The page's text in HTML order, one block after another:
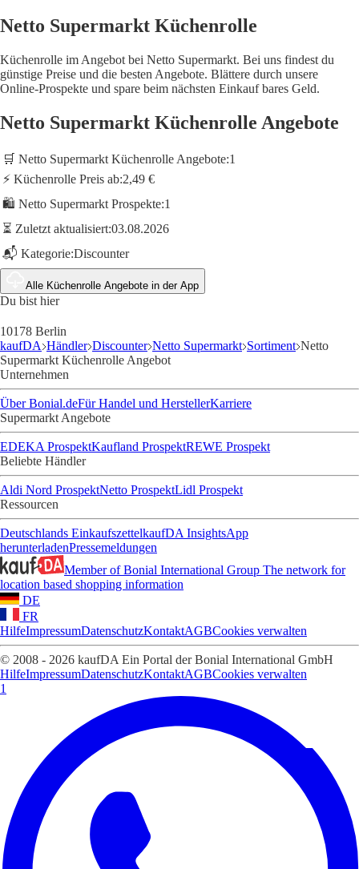
Netto Supermarkt Küchenrolle
Küchenrolle im Angebot bei Netto Supermarkt. Bei uns findest du
günstige Preise und die besten Angebote. Blättere durch unsere
Online-Prospekte und spare beim nächsten Einkauf bares Geld.
Netto Supermarkt Küchenrolle Angebote
🛒 Netto Supermarkt Küchenrolle Angebote:1
⚡ Küchenrolle Preis ab:2,49 €
🛍️ Netto Supermarkt Prospekte:1
⏳ Zuletzt aktualisiert:03.08.2026
📬 Kategorie:Discounter
Alle Küchenrolle Angebote in der App
Du bist hier
10178 Berlin
kaufDA Händler Discounter Netto Supermarkt Sortiment Netto
Supermarkt Küchenrolle Angebot
Unternehmen
Über Bonial.deFür Handel und HerstellerKarriere
Supermarkt Angebote
EDEKA ProspektKaufland ProspektREWE Prospekt
Beliebte Händler
Aldi Nord ProspektNetto ProspektLidl Prospekt
Ressourcen
Deutschlands EinkaufszettelkaufDA InsightsApp
herunterladenPressemeldungen
Member of Bonial International Group The network for
location based shopping information
DE
FR
HilfeImpressumDatenschutzKontaktAGBCookies verwalten
© 2008 - 2026 kaufDA Ein Portal der Bonial International GmbH
HilfeImpressumDatenschutzKontaktAGBCookies verwalten
1